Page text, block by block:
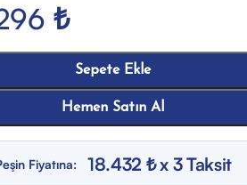
₺
Sepete Ekle
Hemen Satın Al
Fiyatına: 18.432 ₺ x 3 Taksit